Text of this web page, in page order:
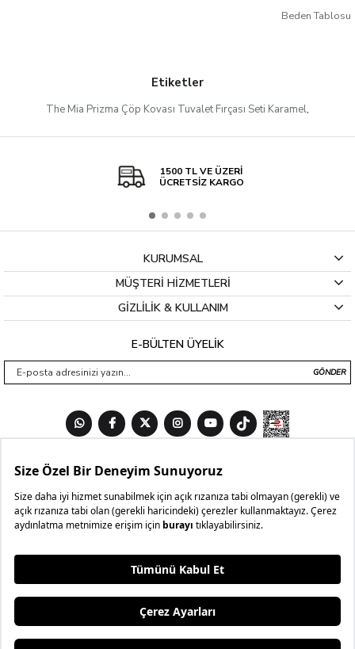
Beden Tablosu
Etiketler
The Mia Prizma Çöp Kovası Tuvalet Fırçası Seti Karamel,
1500 TL VE ÜZERİ
ÜCRETSİZ KARGO
KURUMSAL
MÜŞTERİ HİZMETLERİ
GİZLİLİK & KULLANIM
E-BÜLTEN ÜYELİK
GÖNDER